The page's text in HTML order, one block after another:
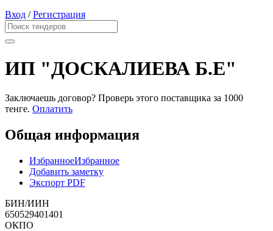
Вход /Регистрация
ИП "ДОСКАЛИЕВА Б.Е"
Заключаешь договор? Проверь этого поставщика за 1000
тенге. Оплатить
Общая информация
ИзбранноеИзбранное
Добавить заметку
Экспорт PDF
БИН/ИИН
650529401401
ОКПО